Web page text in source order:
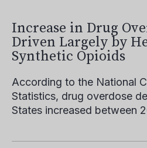
Increase in Drug
Driven Largely by
Synthetic Opioids
According to the National
Statistics, drug overdose
States increased between